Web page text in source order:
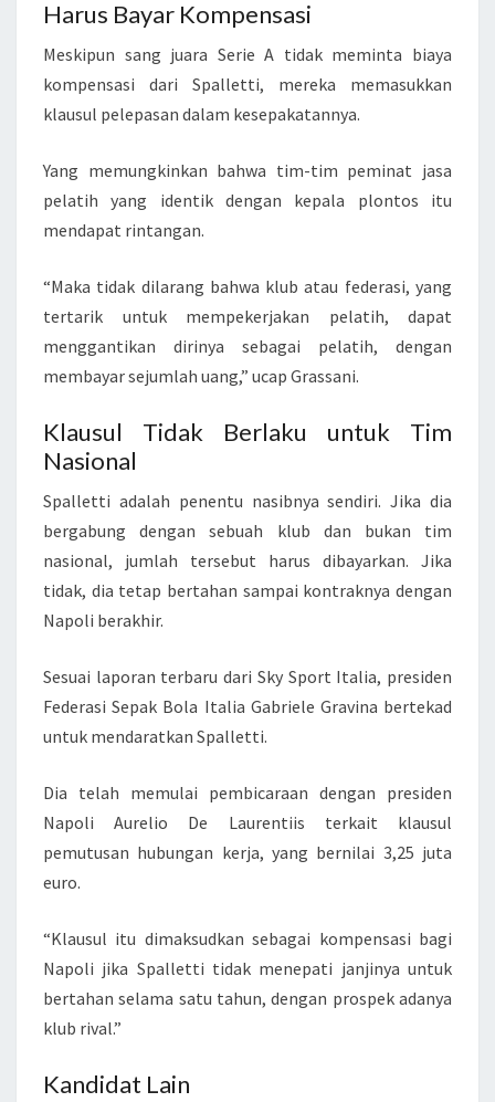
Harus Bayar Kompensasi
Meskipun sang juara Serie A tidak meminta biaya
kompensasi dari Spalletti, mereka memasukkan
klausul pelepasan dalam kesepakatannya.
Yang memungkinkan bahwa tim-tim peminat jasa
pelatih yang identik dengan kepala plontos itu
mendapat rintangan.
“Maka tidak dilarang bahwa klub atau federasi, yang
tertarik untuk mempekerjakan pelatih, dapat
menggantikan dirinya sebagai pelatih, dengan
membayar sejumlah uang,” ucap Grassani.
Klausul Tidak Berlaku untuk Tim
Nasional
Spalletti adalah penentu nasibnya sendiri. Jika dia
bergabung dengan sebuah klub dan bukan tim
nasional, jumlah tersebut harus dibayarkan. Jika
tidak, dia tetap bertahan sampai kontraknya dengan
Napoli berakhir.
Sesuai laporan terbaru dari Sky Sport Italia, presiden
Federasi Sepak Bola Italia Gabriele Gravina bertekad
untuk mendaratkan Spalletti.
Dia telah memulai pembicaraan dengan presiden
Napoli Aurelio De Laurentiis terkait klausul
pemutusan hubungan kerja, yang bernilai 3,25 juta
euro.
“Klausul itu dimaksudkan sebagai kompensasi bagi
Napoli jika Spalletti tidak menepati janjinya untuk
bertahan selama satu tahun, dengan prospek adanya
klub rival.”
Kandidat Lain